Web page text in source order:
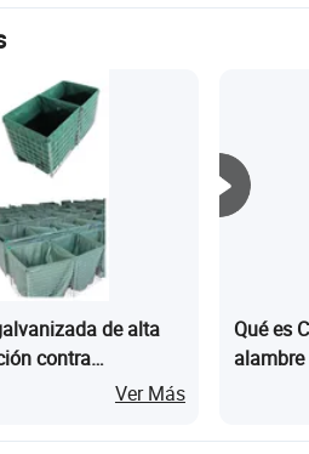
de alta
contra
Ver Más
Qué es